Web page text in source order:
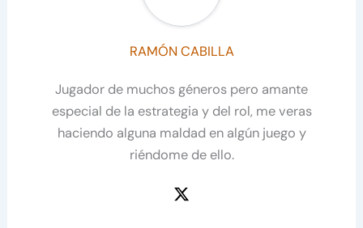
RAMÓN CABILLA
Jugador de muchos géneros pero amante
especial de la estrategia y del rol, me veras
haciendo alguna maldad en algún juego y
riéndome de ello.